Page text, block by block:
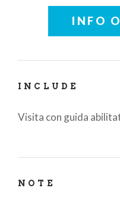
INFO
INCLUDE
Visita con guida
NOTE